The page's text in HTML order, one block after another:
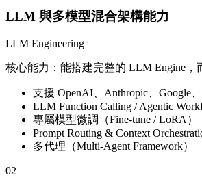
LLM 與多模型混合架構能力
LLM Engineering
核心能力：能搭建完整的 LLM Engine，
支援 OpenAI、Anthropic、Google
LLM Function Calling / Agentic
專屬模型微調（Fine-tune / LoRA）
Prompt Routing & Context
多代理（Multi-Agent Framework）
02